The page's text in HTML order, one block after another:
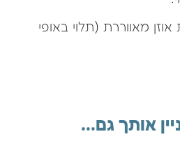
מאווררת (תלוי באופי
אותך גם...